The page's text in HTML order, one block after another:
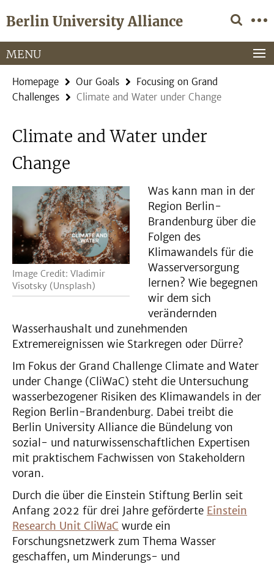
direkt
Inhalt
Berlin University Alliance
Service
Navigation
MENU
Homepage Our Goals
Focusing on Grand
Challenges
Climate and Water under Change
Climate and Water under
Change
Image Credit: Vladimir
Visotsky (Unsplash)
Was kann man in der
Region Berlin-
Brandenburg über die
Folgen des
Klimawandels für die
Wasserversorgung
lernen? Wie begegnen
wir dem sich
verändernden
Wasserhaushalt und zunehmenden
Extremereignissen wie Starkregen oder Dürre?
Im Fokus der Grand Challenge Climate and Water
under Change (CliWaC) steht die Untersuchung
wasserbezogener Risiken des Klimawandels in der
Region Berlin-Brandenburg. Dabei treibt die
Berlin University Alliance die Bündelung von
sozial- und naturwissenschaftlichen Expertisen
mit praktischem Fachwissen von Stakeholdern
voran.
Durch die über die Einstein Stiftung Berlin seit
Anfang 2022 für drei Jahre geförderte Einstein
Research Unit CliWaC wurde ein
Forschungsnetzwerk zum Thema Wasser
geschaffen, um Minderungs- und